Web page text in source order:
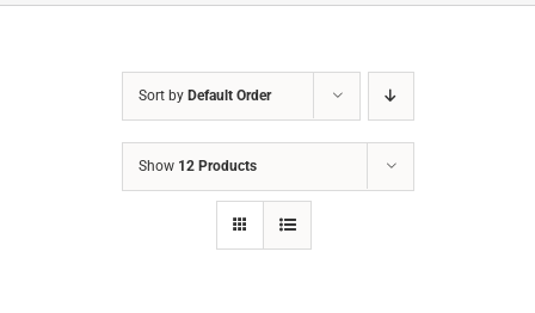
Sort by Default Order
Show 12 Products